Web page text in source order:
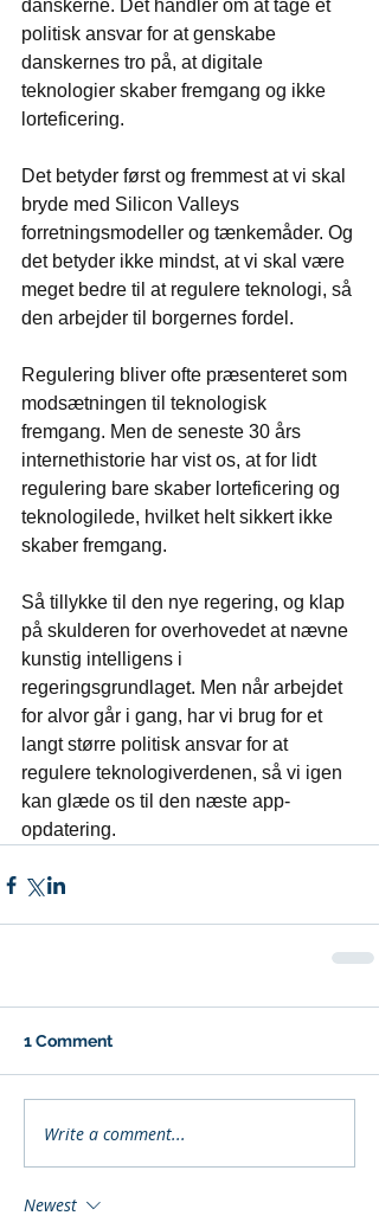
danskerne. Det handler om at tage et
politisk ansvar for at genskabe
danskernes tro på, at digitale
teknologier skaber fremgang og ikke
lorteficering.
Det betyder først og fremmest at vi skal
bryde med Silicon Valleys
forretningsmodeller og tænkemåder. Og
det betyder ikke mindst, at vi skal være
meget bedre til at regulere teknologi, så
den arbejder til borgernes fordel.
Regulering bliver ofte præsenteret som
modsætningen til teknologisk
fremgang. Men de seneste 30 års
internethistorie har vist os, at for lidt
regulering bare skaber lorteficering og
teknologilede, hvilket helt sikkert ikke
skaber fremgang.
Så tillykke til den nye regering, og klap
på skulderen for overhovedet at nævne
kunstig intelligens i
regeringsgrundlaget. Men når arbejdet
for alvor går i gang, har vi brug for et
langt større politisk ansvar for at
regulere teknologiverdenen, så vi igen
kan glæde os til den næste app-
opdatering.
1 Comment
Write a comment...
Newest